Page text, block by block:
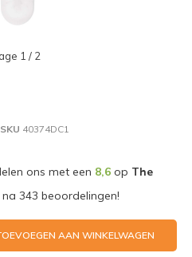
1 / 2
SKU 40374DC1
ons met een 8,6op The
343 beoordelingen!
AAN WINKELWAGEN